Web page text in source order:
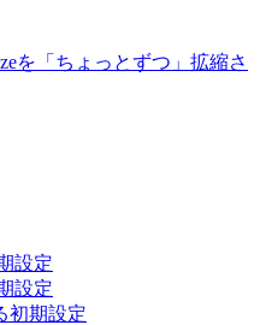
を「ちょっとずつ」拡縮さ
設定
設定
初期設定